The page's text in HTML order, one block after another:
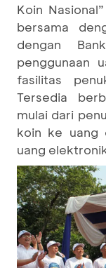
Koin
bersama
dengan
penggunaan
fasilitas
Tersedia
mulai dari
koin ke uang
uang